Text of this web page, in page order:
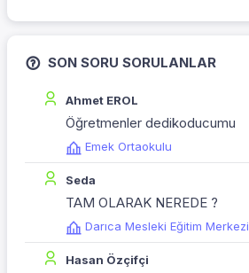
SON SORU SORULANLAR
Ahmet EROL
Öğretmenler dedikoducumu
Emek Ortaokulu
Seda
TAM OLARAK NEREDE ?
Darıca Mesleki Eğitim Merkezi
Hasan Özçifçi